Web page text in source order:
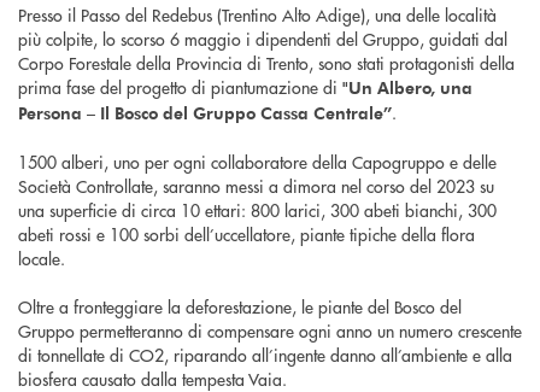
Presso il Passo del Redebus (Trentino Alto Adige), una delle località
più colpite, lo scorso 6 maggio i dipendenti del Gruppo, guidati dal
Corpo Forestale della Provincia di Trento, sono stati protagonisti della
prima fase del progetto di piantumazione di "Un Albero, una
Persona – Il Bosco del Gruppo Cassa Centrale”.
1500 alberi, uno per ogni collaboratore della Capogruppo e delle
Società Controllate, saranno messi a dimora nel corso del 2023 su
una superficie di circa 10 ettari: 800 larici, 300 abeti bianchi, 300
abeti rossi e 100 sorbi dell’uccellatore, piante tipiche della flora
locale.
Oltre a fronteggiare la deforestazione, le piante del Bosco del
Gruppo permetteranno di compensare ogni anno un numero crescente
di tonnellate di CO2, riparando all’ingente danno all’ambiente e alla
biosfera causato dalla tempesta Vaia.